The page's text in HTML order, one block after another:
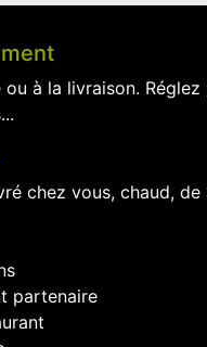
ou à la livraison.
chez vous, chaud, de
partenaire